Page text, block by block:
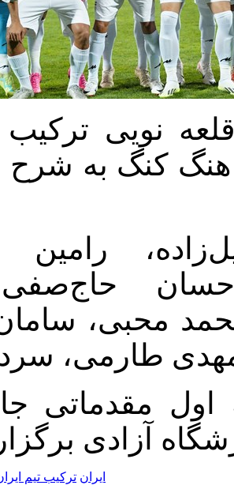
نویی
هنگ کنگ به شرح
رامین
احسان
محبی،
طارمی،
مقدماتی
ایران ترکیب تیم